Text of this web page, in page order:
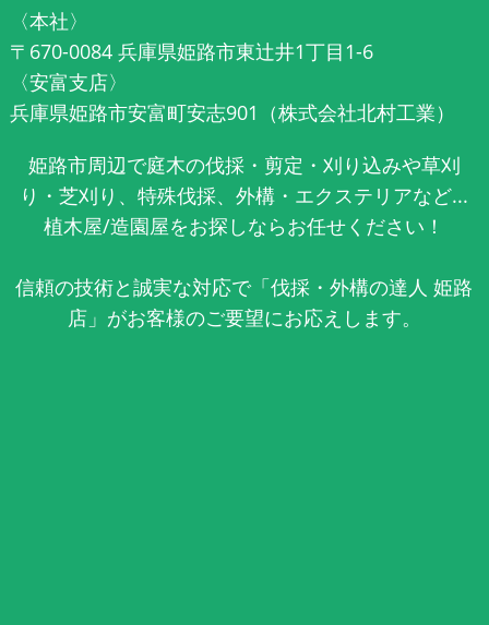
〈本社〉
〒670-0084 兵庫県姫路市東辻井1丁目1-6
〈安富支店〉
兵庫県姫路市安富町安志901（株式会社北村工業）
姫路市周辺で庭木の伐採・剪定・刈り込みや草刈
り・芝刈り、特殊伐採、外構・エクステリアなど...
植木屋/造園屋をお探しならお任せください！
信頼の技術と誠実な対応で「伐採・外構の達人 姫路
店」がお客様のご要望にお応えします。